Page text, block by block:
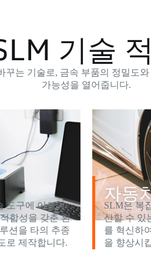
기술
꾸는 기술로, 금속 부품의 정밀도
가능성을 열어줍니다.
도구에 이르기
합성을 갖춘 환
션을 타의 추종
로 제작합니다.
자동
SLM은 복
산할 수 있
를 혁신하
을 향상시